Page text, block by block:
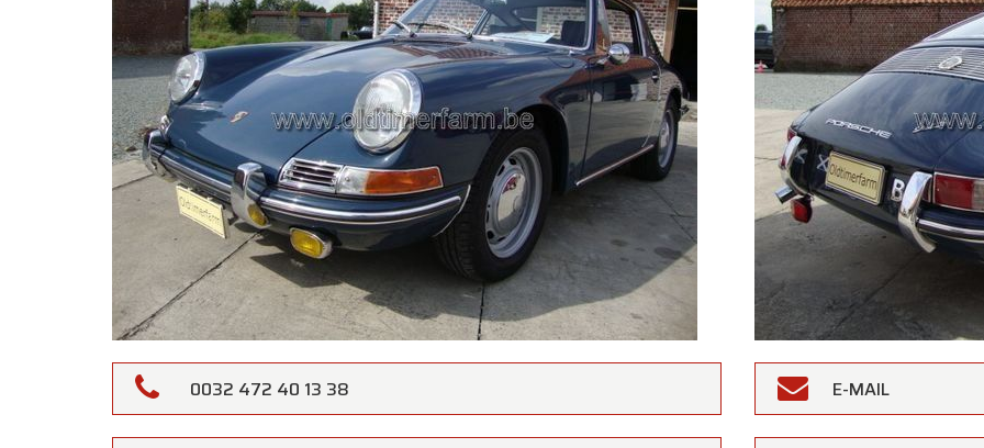
0032 472 40 13 38 E-MAIL
Chers clients,